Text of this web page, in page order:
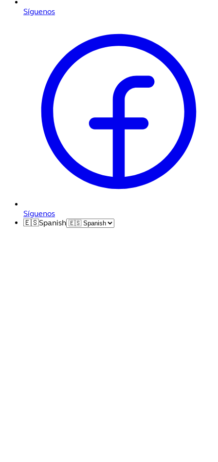
Síguenos
Síguenos
🇪🇸Spanish